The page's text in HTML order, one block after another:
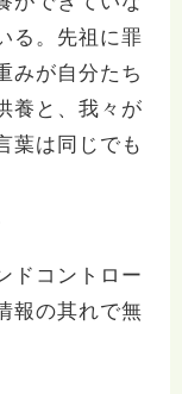
る。先祖に罪
みが自分たち
養と、我々が
葉は同じでも
ドコントロー
報の其れで無